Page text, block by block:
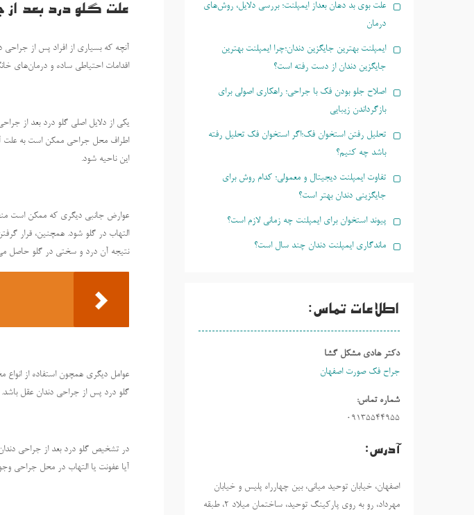
علت گلو درد بعد از
آنچه که بسیاری از افراد پس از جراحی
اقدامات احتیاطی ساده و درمان‌های
یکی از دلایل اصلی گلو درد بعد از
اطراف محل جراحی ممکن است به علت
این ناحیه شود.
عوارض جانبی دیگری که ممکن است
التهاب در گلو شود. همچنین، قرار
نتیجه آن درد و سختی در گلو حاصل
عوامل دیگری همچون استفاده از انواع
گلو درد پس از جراحی دندان عقل
در تشخیص گلو درد بعد از جراحی
آیا عفونت یا التهاب در محل جراحی
علت بوی بد دهان بعداز ایمپلنت؛ بررسی دلایل، روش‌های
درمان
ایمپلنت بهترین جایگزین دندان؛چرا ایمپلنت بهترین
جایگزین دندان از دست رفته است؟
اصلاح جلو بودن فک با جراحی؛ راهکاری اصولی برای
بازگرداندن زیبایی
تحلیل رفتن استخوان فک؛اگر استخوان فک تحلیل رفته
باشد چه کنیم؟
تفاوت ایمپلنت دیجیتال و معمولی؛ کدام روش برای
جایگزینی دندان بهتر است؟
پیوند استخوان برای ایمپلنت چه زمانی لازم است؟
ماندگاری ایمپلنت دندان چند سال است؟
اطلاعات تماس:
دکتر هادی مشکل گشا
جراح فک صورت اصفهان
شماره تماس:
09135544955
آدرس:
اصفهان، خیابان توحید میانی، بین چهارراه پلیس و خیابان
مهرداد، رو به روی پارکینگ توحید، ساختمان میلاد ٢، طبقه